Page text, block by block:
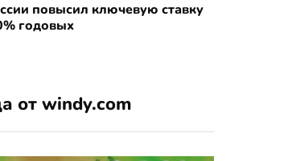
повысил ключевую ставку
годовых
от windy.com